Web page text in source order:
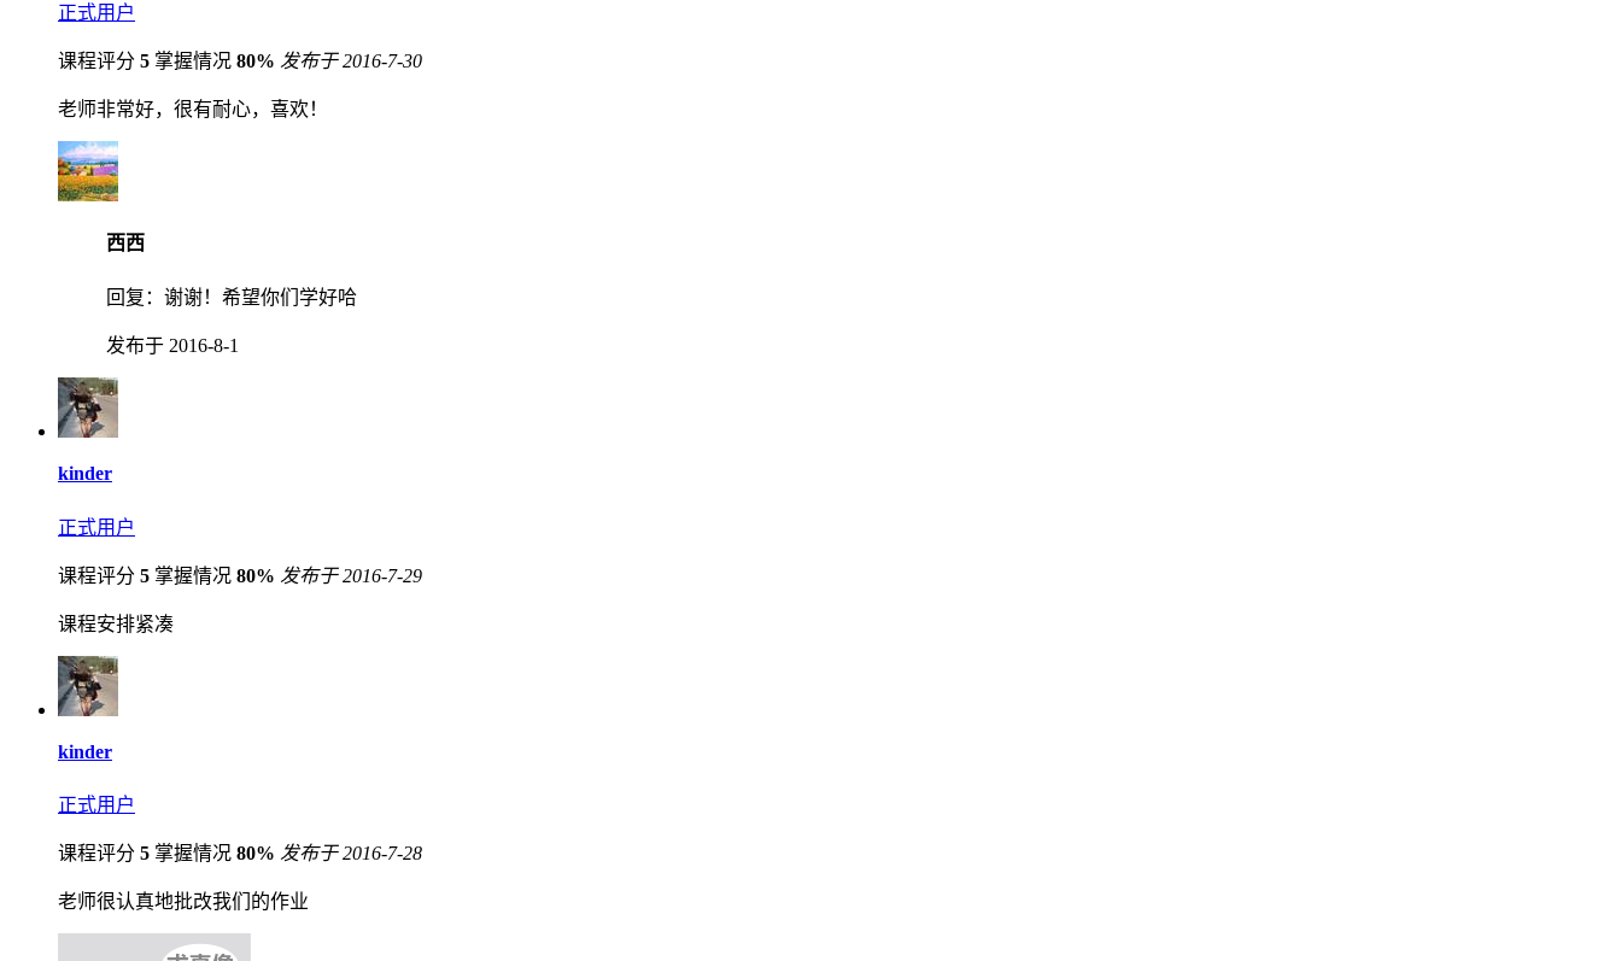
正式用户
课程评分 5 掌握情况 80% 发布于 2016-7-30
老师非常好，很有耐心，喜欢！
西西
回复： 谢谢！希望你们学好哈
发布于 2016-8-1
kinder
正式用户
课程评分 5 掌握情况 80% 发布于 2016-7-29
课程安排紧凑
kinder
正式用户
课程评分 5 掌握情况 80% 发布于 2016-7-28
老师很认真地批改我们的作业